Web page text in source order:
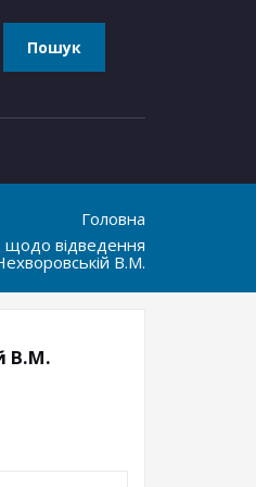
Головна
відведення
В.М.
В.М.